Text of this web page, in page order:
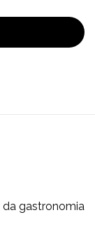
da gastronomia